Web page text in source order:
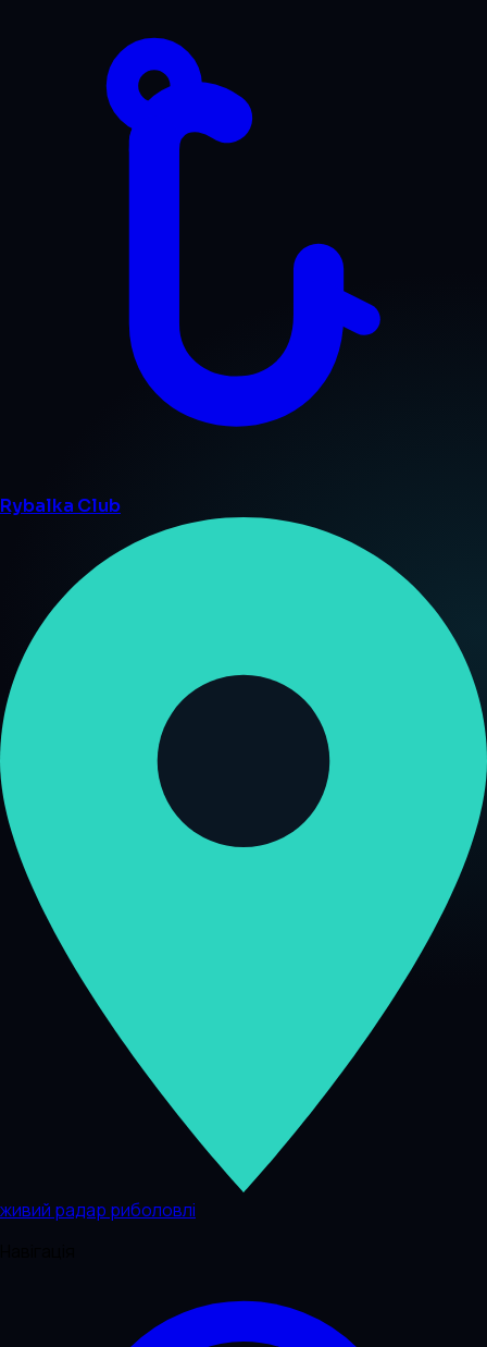
Rybalka Club
живий радар риболовлі